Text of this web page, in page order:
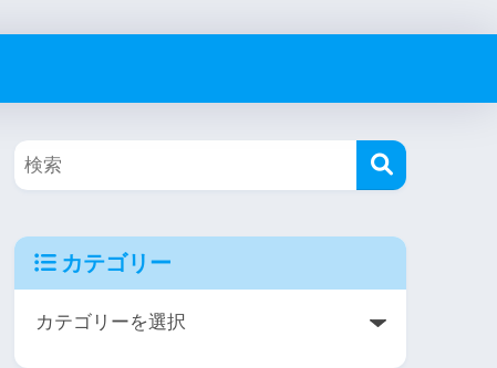
カテゴリー